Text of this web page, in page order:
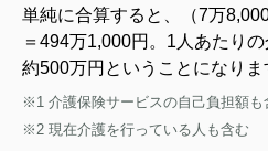
単純に合算すると、（7万
＝494万1,000円。1人あたり
約500万円ということになりま
※1 介護保険サービスの自己負担額も
※2 現在介護を行っている人も含む